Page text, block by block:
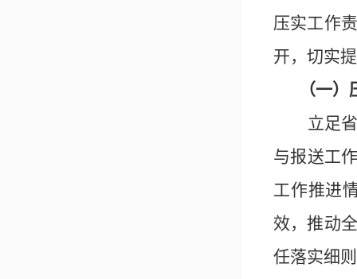
压实工作
开，切实
（一
立足
与报送工
工作推进
效，推动
任落实细